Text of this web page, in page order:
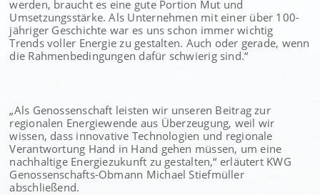
werden, braucht es eine gute Portion Mut und
Umsetzungsstärke. Als Unternehmen mit einer über 100-
jähriger Geschichte war es uns schon immer wichtig
Trends voller Energie zu gestalten. Auch oder gerade, wenn
die Rahmenbedingungen dafür schwierig sind.“
„Als Genossenschaft leisten wir unseren Beitrag zur
regionalen Energiewende aus Überzeugung, weil wir
wissen, dass innovative Technologien und regionale
Verantwortung Hand in Hand gehen müssen, um eine
nachhaltige Energiezukunft zu gestalten,“ erläutert KWG
Genossenschafts-Obmann Michael Stiefmüller
abschließend.